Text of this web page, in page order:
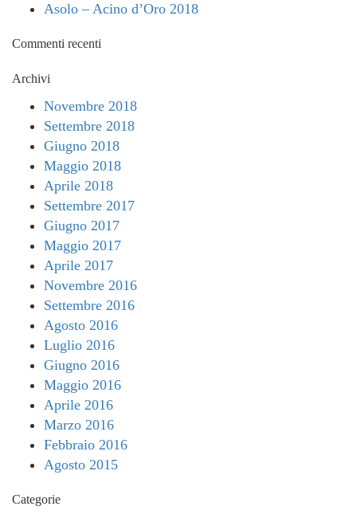
Asolo – Acino d’Oro 2018
Commenti recenti
Archivi
Novembre 2018
Settembre 2018
Giugno 2018
Maggio 2018
Aprile 2018
Settembre 2017
Giugno 2017
Maggio 2017
Aprile 2017
Novembre 2016
Settembre 2016
Agosto 2016
Luglio 2016
Giugno 2016
Maggio 2016
Aprile 2016
Marzo 2016
Febbraio 2016
Agosto 2015
Categorie